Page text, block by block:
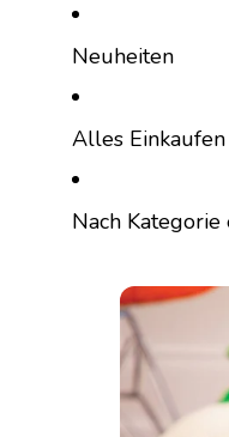
Neuheiten
Alles Einkaufen
Nach Kategorie